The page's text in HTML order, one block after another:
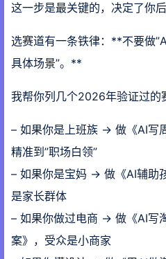
这一步是最关键的，决定了你
选赛道有一条铁律：**不要做
具体场景”。**
我帮你列几个2026年验证过的
– 如果你是上班族 → 做《AI写
精准到”职场白领”
– 如果你是宝妈 → 做《AI辅助
是家长群体
– 如果你做过电商 → 做《AI写
案》，受众是小商家